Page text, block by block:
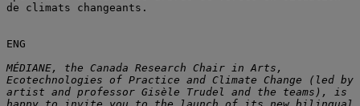
de climats changeants.
ENG
MÉDIANE, the Canada Research Chair in Arts,
Ecotechnologies of Practice and Climate Change (led by
artist and professor Gisèle Trudel and the teams), is